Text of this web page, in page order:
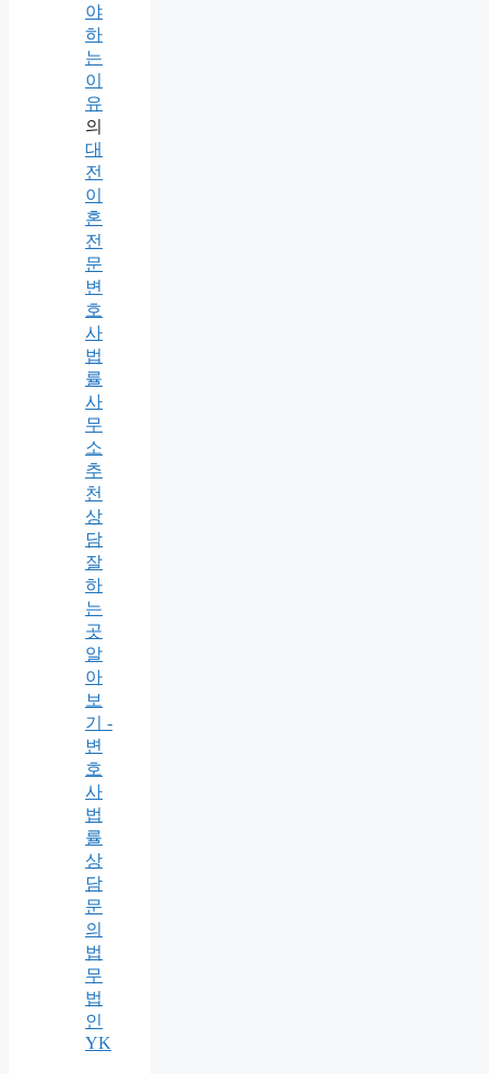
야
하
는
이
유
의
대
전
이
혼
전
문
변
호
사
법
률
사
무
소
추
천
상
담
잘
하
는
곳
알
아
보
기 -
변
호
사
법
률
상
담
문
의
법
무
법
인
YK